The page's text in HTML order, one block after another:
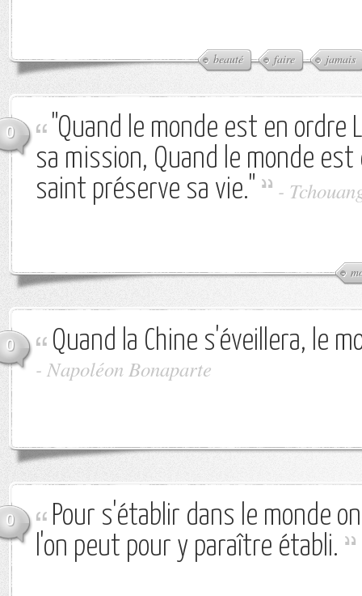
beauté faire jamais
0
"Quand le monde est en ordre
sa mission, Quand le monde
saint préserve sa vie."
-
0 Quand la Chine s'éveillera, le
- Napoléon Bonaparte
0
Pour s'établir dans le monde
l'on peut pour y paraître établi.